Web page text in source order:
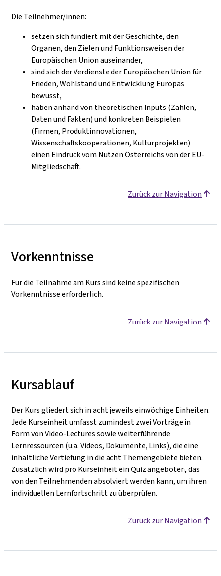
Die Teilnehmer/innen:
setzen sich fundiert mit der Geschichte, den
Organen, den Zielen und Funktionsweisen der
Europäischen Union auseinander,
sind sich der Verdienste der Europäischen Union für
Frieden, Wohlstand und Entwicklung Europas
bewusst,
haben anhand von theoretischen Inputs (Zahlen,
Daten und Fakten) und konkreten Beispielen
(Firmen, Produktinnovationen,
Wissenschaftskooperationen, Kulturprojekten)
einen Eindruck vom Nutzen Österreichs von der EU-
Mitgliedschaft.
Zurück zur Navigation
Vorkenntnisse
Für die Teilnahme am Kurs sind keine spezifischen
Vorkenntnisse erforderlich.
Zurück zur Navigation
Kursablauf
Der Kurs gliedert sich in acht jeweils einwöchige Einheiten.
Jede Kurseinheit umfasst zumindest zwei Vorträge in
Form von Video-Lectures sowie weiterführende
Lernressourcen (u.a. Videos, Dokumente, Links), die eine
inhaltliche Vertiefung in die acht Themengebiete bieten.
Zusätzlich wird pro Kurseinheit ein Quiz angeboten, das
von den Teilnehmenden absolviert werden kann, um ihren
individuellen Lernfortschritt zu überprüfen.
Zurück zur Navigation